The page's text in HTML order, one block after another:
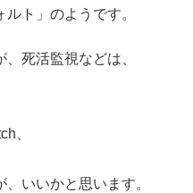
ルト」のようです。
死活監視などは、
、
いいかと思います。